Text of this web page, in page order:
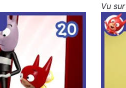
Vu sur